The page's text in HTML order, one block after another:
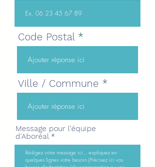
Code Postal
Ville / Commune
Message pour l'équipe
d'Aboréal